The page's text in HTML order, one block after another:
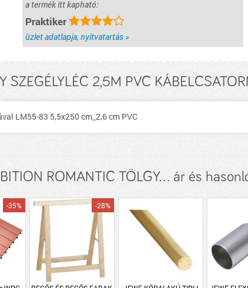
a termék itt kapható:
Praktiker
üzlet adatlapja, nyitvatartás »
SZEGÉLYLÉC 2,5M PVC
LM55-83 5,5x250 cm_2,6 cm PVC
ROMANTIC TÖLGY... ár és
-35% -28%